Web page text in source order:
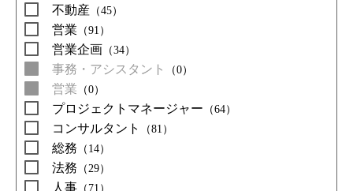
不動産 （45）
営業 （91）
営業企画 （34）
事務・アシスタント （0）
営業 （0）
プロジェクトマネージャー （64）
コンサルタント （81）
総務 （14）
法務 （29）
人事 （71）